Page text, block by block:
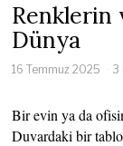
Renklerin
Dünya
16 Temmuz 2025 3
Bir evin ya da
Duvardaki bir